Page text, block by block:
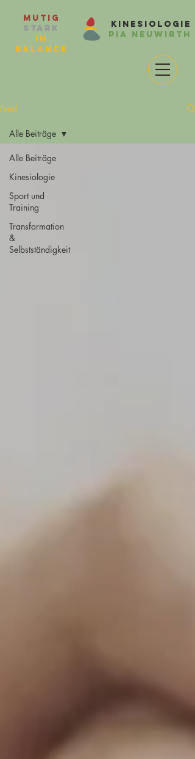
Kinesiologie
Pia Neuwirth
Mutig
Stark
in
balance
Feed
Alle Beiträge
Kinesiologie
Sport und
Training
Transformation
&
Selbstständigkeit
Alle Beiträge